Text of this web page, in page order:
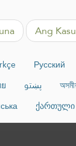
Ang
Русский
پښتو
ქართული